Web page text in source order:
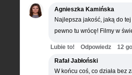
Agnieszka Kamińska
Najlepsza jakość, jaką do tej
pewno tu wrócę! Filmy w
Lubie to! Odpowiedz
12
Rafał Jabłoński
W końcu coś, co działa bez